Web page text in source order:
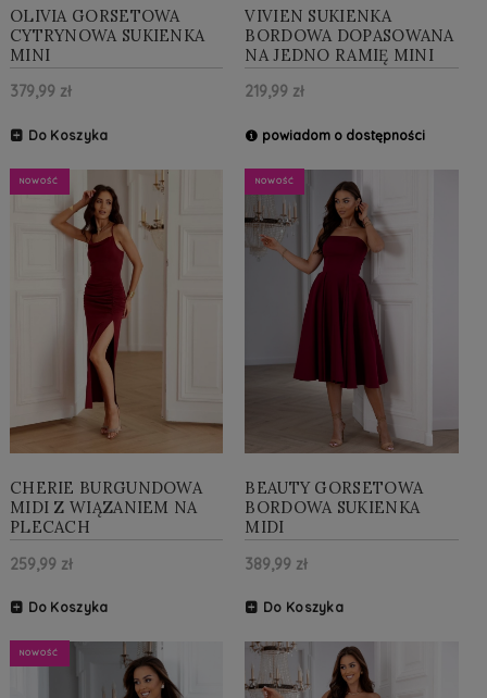
OLIVIA GORSETOWA
CYTRYNOWA SUKIENKA
MINI
379,99 zł
Do Koszyka
VIVIEN SUKIENKA
BORDOWA DOPASOWANA
NA JEDNO RAMIĘ MINI
219,99 zł
powiadom o dostępności
CHERIE BURGUNDOWA
MIDI Z WIĄZANIEM NA
PLECACH
259,99 zł
Do Koszyka
NOWOŚĆ
BEAUTY GORSETOWA
BORDOWA SUKIENKA
MIDI
389,99 zł
Do Koszyka
NOWOŚĆ
NOWOŚĆ